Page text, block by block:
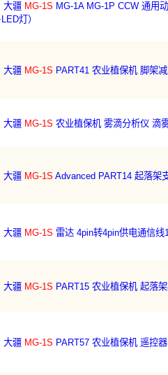
大疆 MG-1S MG-1A MG-1P CCW 通用
灯）
大疆 MG-1S PART41 农业植保机 脚架
大疆 MG-1S 农业植保机 雾滴分析仪 滴
大疆 MG-1S Advanced PART14 起落架
大疆 MG-1S 雷达 4pin转4pin供电通信线
大疆 MG-1S PART15 农业植保机 起落
大疆 MG-1S PART57 农业植保机 遥控